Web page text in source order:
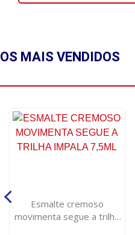
OS MAIS VENDIDOS
Esmalte cremoso
movimenta segue a trilha